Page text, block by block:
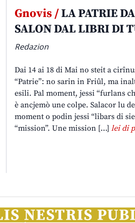
Gnovis /LA PATRIE
SALON DAL LIBRI DI
Redazion
Dai 14 ai 18 di Mai no steit a
“Patrie”: no sarin in Friûl, ma
esili. Pal moment, jessi “furlans
è ancjemò une colpe. Salacor lu
moment o podin jessi “libars di
“mission”. Une mission […] lei di